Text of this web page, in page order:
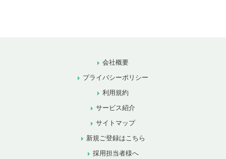
会社概要
プライバシーポリシー
利用規約
サービス紹介
サイトマップ
新規ご登録はこちら
採用担当者様へ